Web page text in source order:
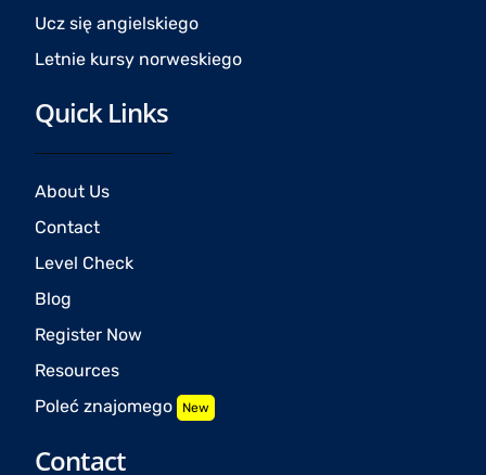
Ucz się angielskiego
Letnie kursy norweskiego
Quick Links
About Us
Contact
Level Check
Blog
Register Now
Resources
Poleć znajomego New
Contact